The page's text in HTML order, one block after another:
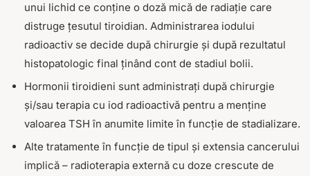
unui lichid ce conține o doză mică de radiație care
distruge țesutul tiroidian. Administrarea iodului
radioactiv se decide după chirurgie și după rezultatul
histopatologic final ținând cont de stadiul bolii.
Hormonii tiroidieni sunt administrați după chirurgie
și/sau terapia cu iod radioactivă pentru a menține
valoarea TSH în anumite limite în funcție de stadializare.
Alte tratamente în funcție de tipul și extensia cancerului
implică – radioterapia externă cu doze crescute de